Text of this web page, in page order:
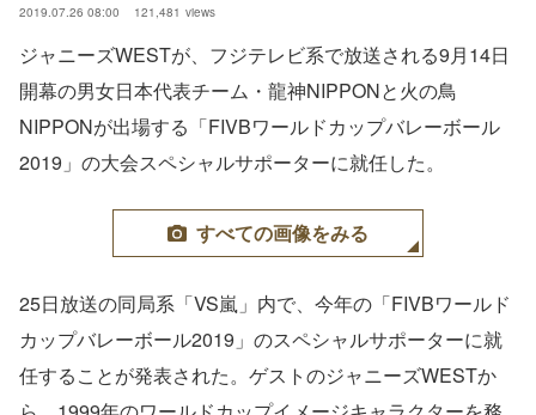
2019.07.26 08:00 121,481 views
ジャニーズWESTが、フジテレビ系で放送される9月14日
開幕の男女日本代表チーム・龍神NIPPONと火の鳥
NIPPONが出場する「FIVBワールドカップバレーボール
2019」の大会スペシャルサポーターに就任した。
すべての画像をみる
25日放送の同局系「VS嵐」内で、今年の「FIVBワールド
カップバレーボール2019」のスペシャルサポーターに就
任することが発表された。ゲストのジャニーズWESTか